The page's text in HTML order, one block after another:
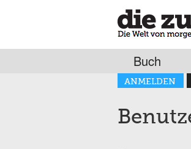
Buch
Haupt-
ANMELDEN
(AKTIVER